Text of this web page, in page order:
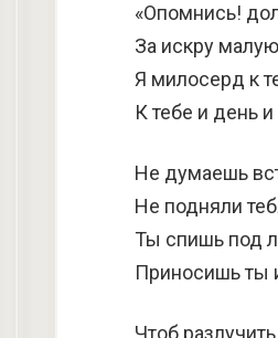
«Опомнись!
За искру
Я милосерд к
К тебе и день
Не думаешь
Не подняли
Ты спишь под
Приносишь ты
Чтоб